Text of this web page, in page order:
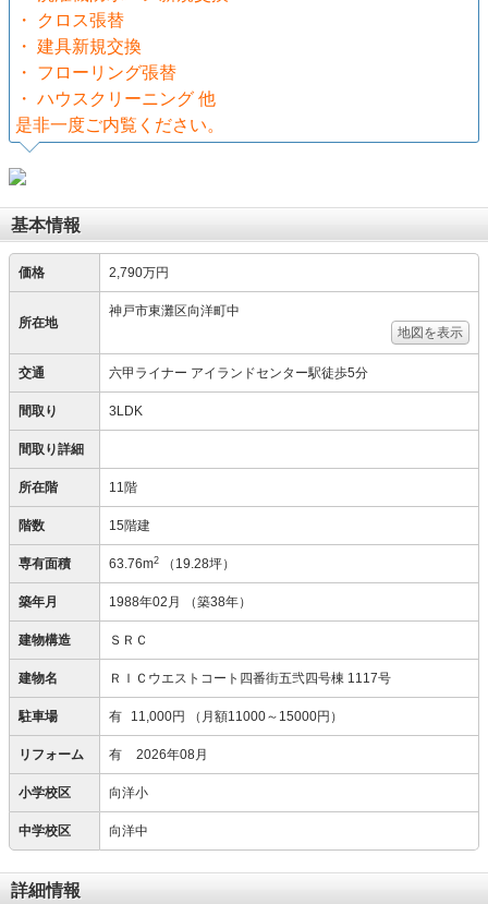
・ クロス張替
・ 建具新規交換
・ フローリング張替
・ ハウスクリーニング 他
是非一度ご内覧ください。
基本情報
価格 2,790万円
所在地
神戸市東灘区向洋町中
地図を表示
交通 六甲ライナー アイランドセンター駅徒歩5分
間取り 3LDK
間取り詳細
所在階 11階
階数 15階建
専有面積 63.76m2 （19.28坪）
築年月 1988年02月 （築38年）
建物構造 ＳＲＣ
建物名 ＲＩＣウエストコート四番街五弐四号棟 1117号
駐車場 有 11,000円 （月額11000～15000円）
リフォーム 有 2026年08月
小学校区 向洋小
中学校区 向洋中
詳細情報